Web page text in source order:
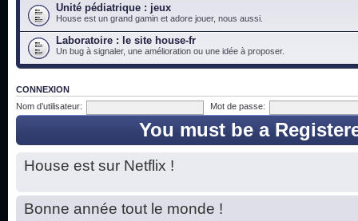
Unité pédiatrique : jeux
House est un grand gamin et adore jouer, nous aussi.
Laboratoire : le site house-fr
Un bug à signaler, une amélioration ou une idée à proposer.
CONNEXION
Nom d’utilisateur:
Mot de passe:
You must be a
House est sur Netflix !
Bonne année tout le monde !